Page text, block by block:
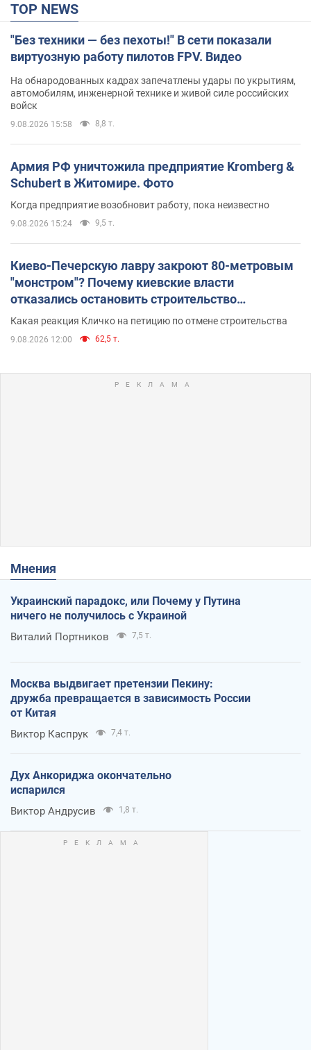
TOP NEWS
"Без техники — без пехоты!" В сети показали
виртуозную работу пилотов FPV. Видео
На обнародованных кадрах запечатлены удары по укрытиям,
автомобилям, инженерной технике и живой силе российских
войск
9.08.2026 15:58 8,8 т.
Армия РФ уничтожила предприятие Kromberg &
Schubert в Житомире. Фото
Когда предприятие возобновит работу, пока неизвестно
9.08.2026 15:24 9,5 т.
Киево-Печерскую лавру закроют 80-метровым
"монстром"? Почему киевские власти
отказались остановить строительство
небоскреба "московского верующего"
Какая реакция Кличко на петицию по отмене строительства
9.08.2026 12:00 62,5 т.
Мнения
Украинский парадокс, или Почему у Путина
ничего не получилось с Украиной
Виталий Портников 7,5 т.
Москва выдвигает претензии Пекину:
дружба превращается в зависимость России
от Китая
Виктор Каспрук 7,4 т.
Дух Анкориджа окончательно
испарился
Виктор Андрусив 1,8 т.